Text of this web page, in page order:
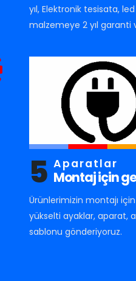
yıl, Elektronik tesisata,
malzemeye 2 yıl garanti
5 Aparatlar
Montaj için
Ürünlerimizin montajı
yükselti ayaklar, aparat,
sablonu gönderiyoruz.